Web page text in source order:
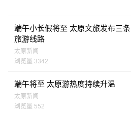
端午小长假将至 太原文旅发布三条
旅游线路
太原新闻
浏览量 3342
端午将至 太原游热度持续升温
太原新闻
浏览量 552